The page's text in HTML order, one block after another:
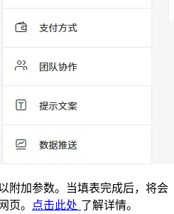
附加参数。当填表完成后，将会
页。 点击此处 了解详情。